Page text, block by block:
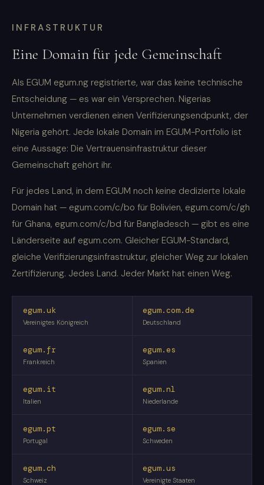
INFRASTRUKTUR
Eine Domain für jede Gemeinschaft
Als EGUM egum.ng registrierte, war das keine technische
Entscheidung — es war ein Versprechen. Nigerias
Unternehmen verdienen einen Verifizierungsendpunkt, der
Nigeria gehört. Jede lokale Domain im EGUM-Portfolio ist
eine Aussage: Die Vertrauensinfrastruktur dieser
Gemeinschaft gehört ihr.
Für jedes Land, in dem EGUM noch keine dedizierte lokale
Domain hat — egum.com/c/bo für Bolivien, egum.com/c/gh
für Ghana, egum.com/c/bd für Bangladesch — gibt es eine
Länderseite auf egum.com. Gleicher EGUM-Standard,
gleiche Verifizierungsinfrastruktur, gleicher Weg zur lokalen
Zertifizierung. Jedes Land. Jeder Markt hat einen Weg.
egum.uk
Vereinigtes Königreich
egum.com.de
Deutschland
egum.fr
Frankreich
egum.es
Spanien
egum.it
Italien
egum.nl
Niederlande
egum.pt
Portugal
egum.se
Schweden
egum.ch
Schweiz
egum.us
Vereinigte Staaten